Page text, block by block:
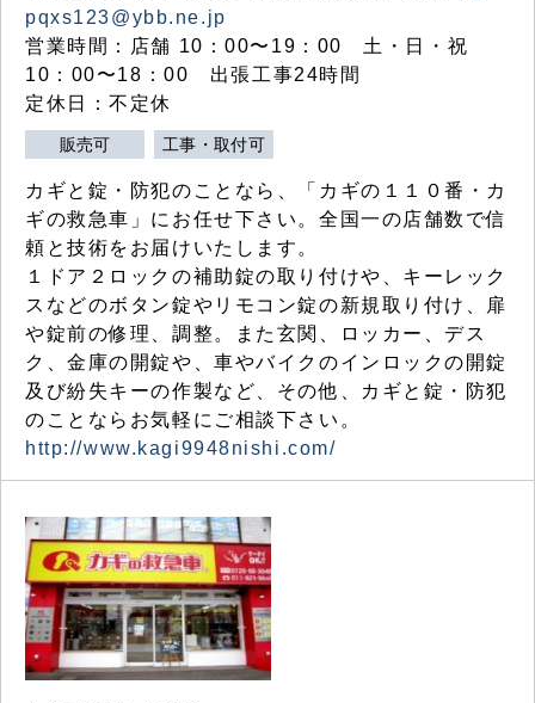
pqxs123@ybb.ne.jp
営業時間：店舗 10：00〜19：00 土・日・祝
10：00〜18：00 出張工事24時間
定休日：不定休
販売可 工事・取付可
カギと錠・防犯のことなら、「カギの１１０番・カ
ギの救急車」にお任せ下さい。全国一の店舗数で信
頼と技術をお届けいたします。
１ドア２ロックの補助錠の取り付けや、キーレック
スなどのボタン錠やリモコン錠の新規取り付け、扉
や錠前の修理、調整。また玄関、ロッカー、デス
ク、金庫の開錠や、車やバイクのインロックの開錠
及び紛失キーの作製など、その他、カギと錠・防犯
のことならお気軽にご相談下さい。
http://www.kagi9948nishi.com/